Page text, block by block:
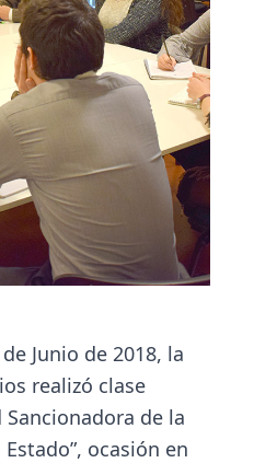
Junio de 2018, la
realizó clase
de la
ocasión en